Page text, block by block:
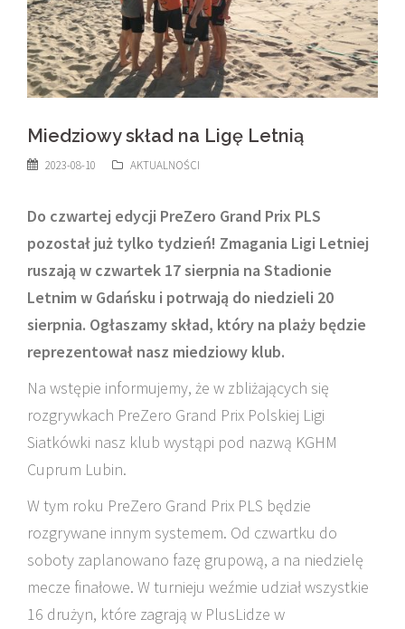
Miedziowy skład na Ligę Letnią
2023-08-10 AKTUALNOŚCI
Do czwartej edycji PreZero Grand Prix PLS
pozostał już tylko tydzień! Zmagania Ligi Letniej
ruszają w czwartek 17 sierpnia na Stadionie
Letnim w Gdańsku i potrwają do niedzieli 20
sierpnia. Ogłaszamy skład, który na plaży będzie
reprezentował nasz miedziowy klub.
Na wstępie informujemy, że w zbliżających się
rozgrywkach PreZero Grand Prix Polskiej Ligi
Siatkówki nasz klub wystąpi pod nazwą KGHM
Cuprum Lubin.
W tym roku PreZero Grand Prix PLS będzie
rozgrywane innym systemem. Od czwartku do
soboty zaplanowano fazę grupową, a na niedzielę
mecze finałowe. W turnieju weźmie udział wszystkie
16 drużyn, które zagrają w PlusLidze w